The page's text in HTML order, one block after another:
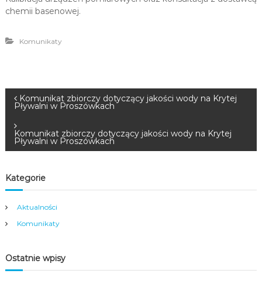
chemii basenowej.
Komunikaty
N
a
w
i
g
a
c
Komunikat zbiorczy dotyczący jakości wody na Krytej
Pływalni w Proszówkach
Komunikat zbiorczy dotyczący jakości wody na Krytej
Pływalni w Proszówkach
Kategorie
Aktualności
Komunikaty
Ostatnie wpisy